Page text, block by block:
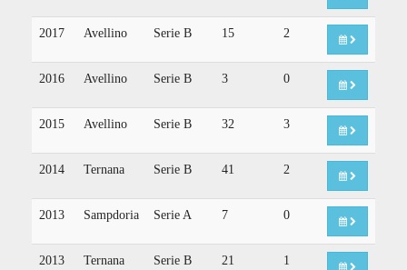
2017 Avellino Serie B 15 2
2016 Avellino Serie B 3 0
2015 Avellino Serie B 32 3
2014 Ternana Serie B 41 2
2013 Sampdoria Serie A 7 0
2013 Ternana Serie B 21 1